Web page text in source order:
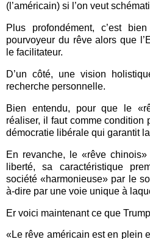
(l’américain) si l’on veut
Plus profondément, c’est
pourvoyeur du rêve alors que
le facilitateur.
D’un côté, une vision
recherche personnelle.
Bien entendu, pour que le
réaliser, il faut comme condition
démocratie libérale qui garantit
En revanche, le «rêve
liberté, sa caractéristique
société «harmonieuse» par le
à-dire par une voie unique à
Er voici maintenant ce que
«Le rêve américain est en plein